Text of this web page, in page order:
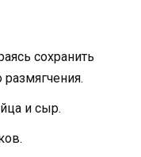
сохранить
и сыр.